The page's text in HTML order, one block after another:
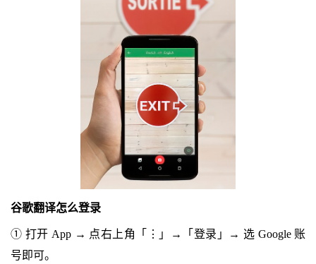
谷歌翻译怎么登录
① 打开 App → 点右上角「⋮」→「登录」→ 选 Google 账
号即可。